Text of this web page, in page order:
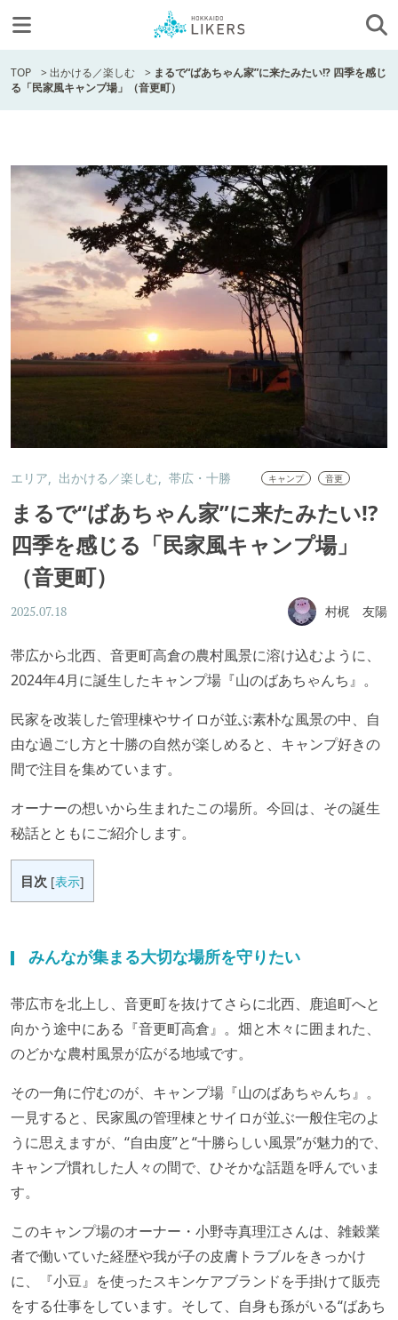
TOP >出かける／楽しむ > まるで“ばあちゃん家”に来たみたい!? 四季を感じ
る「民家風キャンプ場」（音更町）
エリア 出かける／楽しむ 帯広・十勝 キャンプ 音更
まるで“ばあちゃん家”に来たみたい!?
四季を感じる「民家風キャンプ場」
（音更町）
2025.07.18 村梶 友陽
帯広から北西、音更町高倉の農村風景に溶け込むように、
2024年4月に誕生したキャンプ場『山のばあちゃんち』。
民家を改装した管理棟やサイロが並ぶ素朴な風景の中、自
由な過ごし方と十勝の自然が楽しめると、キャンプ好きの
間で注目を集めています。
オーナーの想いから生まれたこの場所。今回は、その誕生
秘話とともにご紹介します。
目次 [表示]
みんなが集まる大切な場所を守りたい
帯広市を北上し、音更町を抜けてさらに北西、鹿追町へと
向かう途中にある『音更町高倉』。畑と木々に囲まれた、
のどかな農村風景が広がる地域です。
その一角に佇むのが、キャンプ場『山のばあちゃんち』。
一見すると、民家風の管理棟とサイロが並ぶ一般住宅のよ
うに思えますが、“自由度”と“十勝らしい風景”が魅力的で、
キャンプ慣れした人々の間で、ひそかな話題を呼んでいま
す。
このキャンプ場のオーナー・小野寺真理江さんは、雑穀業
者で働いていた経歴や我が子の皮膚トラブルをきっかけ
に、『小豆』を使ったスキンケアブランドを手掛けて販売
をする仕事をしています。そして、自身も孫がいる“ばあち